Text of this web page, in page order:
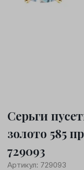
Серьги
золото 585
729093
Артикул: 729093